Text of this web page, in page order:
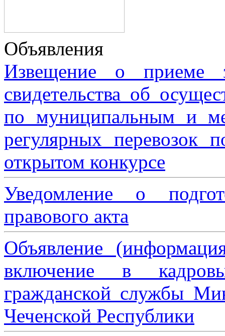
Объявления
Извещение о приеме
свидетельства об
по муниципальным и
регулярных перевозок
открытом конкурсе
Уведомление о
правового акта
Объявление
включение в
гражданской службы
Чеченской Республики